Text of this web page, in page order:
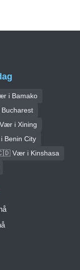
i Bamako
i Xining
City
Vær i Kinshasa